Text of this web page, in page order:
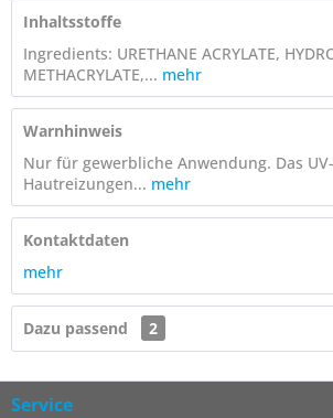
Inhaltsstoffe
Ingredients: URETHANE ACRYLATE,
METHACRYLATE,... mehr
Warnhinweis
Nur für gewerbliche Anwendung. Das
Hautreizungen... mehr
Kontaktdaten
mehr
Dazu passend 2
Service